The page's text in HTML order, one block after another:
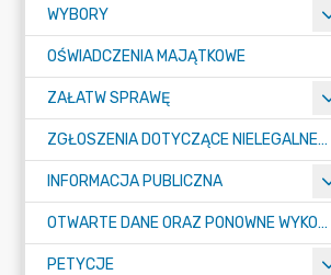
WYBORY
OŚWIADCZENIA MAJĄTKOWE
ZAŁATW SPRAWĘ
ZGŁOSZENIA DOTYCZĄCE NIELEGALNEGO SPALANIA ODPADÓW
INFORMACJA PUBLICZNA
OTWARTE DANE ORAZ PONOWNE WYKORZYSTANIE INFORMACJI SEKTORA PUBLICZNEGO
PETYCJE